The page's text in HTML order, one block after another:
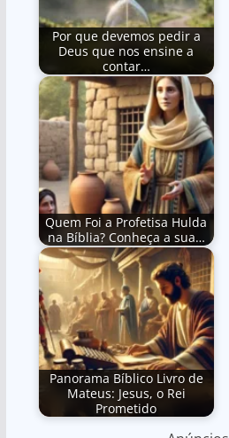
Por que devemos pedir a
Deus que nos ensine a
contar…
Quem Foi a Profetisa Hulda
na Bíblia? Conheça a sua…
Panorama Bíblico Livro de
Mateus: Jesus, o Rei
Prometido